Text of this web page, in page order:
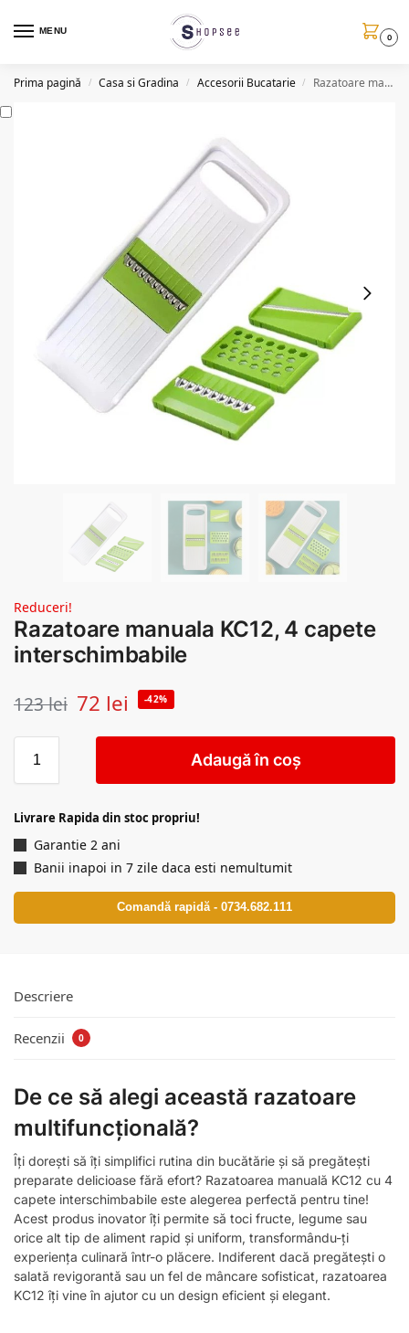
MENU
0
Prima pagină / Casa si Gradina / Accesorii Bucatarie / Razatoare manuala KC12, 4 capete interschimbabile
Reduceri!
Razatoare manuala KC12, 4 capete
interschimbabile
123lei 72 lei -42%
Adaugă în coș
Livrare Rapida din stoc propriu!
Garantie 2 ani
Banii inapoi in 7 zile daca esti nemultumit
Comandă rapidă - 0734.682.111
Descriere
Recenzii 0
De ce să alegi această razatoare
multifuncțională?
Îți dorești să îți simplifici rutina din bucătărie și să pregătești
preparate delicioase fără efort? Razatoarea manuală KC12 cu 4
capete interschimbabile este alegerea perfectă pentru tine!
Acest produs inovator îți permite să toci fructe, legume sau
orice alt tip de aliment rapid și uniform, transformându-ți
experiența culinară într-o plăcere. Indiferent dacă pregătești o
salată revigorantă sau un fel de mâncare sofisticat, razatoarea
KC12 îți vine în ajutor cu un design eficient și elegant.